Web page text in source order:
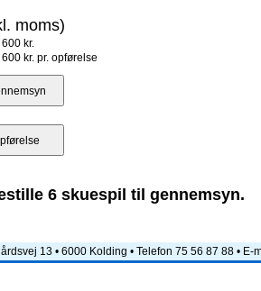
moms)
600 kr.
600 kr. pr. opførelse
6 skuespil til gennemsyn.
13 • 6000 Kolding • Telefon 75 56 87 88 • E-